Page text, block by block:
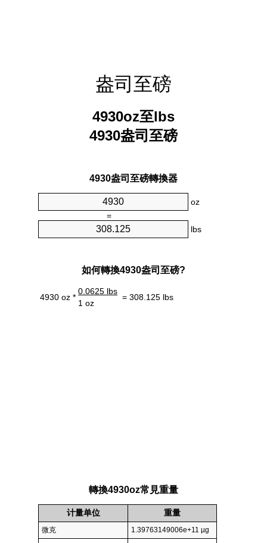
盎司至磅
4930oz至lbs
4930盎司至磅
4930盎司至磅轉換器
oz
=
lbs
如何轉換4930盎司至磅?
4930 oz *
0.0625 lbs
= 308.125 lbs
1 oz
轉換4930oz常見重量
计量单位 重量
微克
1.39763149006e+11 µg